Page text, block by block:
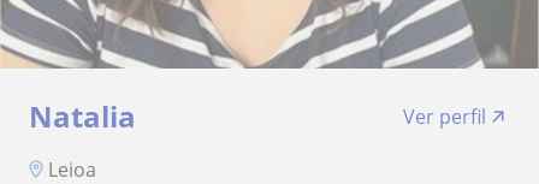
Natalia
Ver perfil
Leioa